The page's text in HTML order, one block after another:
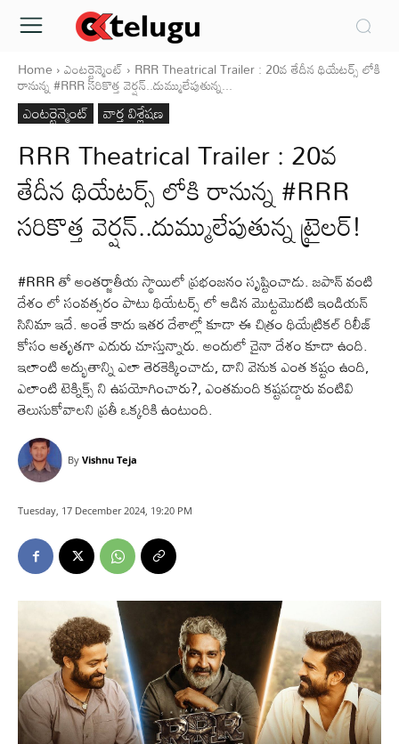
Home ఎంటర్టైన్మెంట్ RRR Theatrical Trailer : 20వ తేదీన థియేటర్స్ లోకి
రానున్న #RRR సరికొత్త వెర్షన్..దుమ్ములేపుతున్న...
ఎంటర్టైన్మెంట్ వార్త విశ్లేషణ
RRR Theatrical Trailer : 20వ
తేదీన థియేటర్స్ లోకి రానున్న #RRR
సరికొత్త వెర్షన్..దుమ్ములేపుతున్న ట్రైలర్!
#RRR తో అంతర్జాతీయ స్థాయిలో ప్రభంజనం సృష్టించాడు. జపాన్ వంటి
దేశం లో సంవత్సరం పాటు థియేటర్స్ లో ఆడిన మొట్టమొదటి ఇండియన్
సినిమా ఇదే. అంతే కాదు ఇతర దేశాల్లో కూడా ఈ చిత్రం థియేట్రికల్ రిలీజ్
కోసం ఆతృతగా ఎదురు చూస్తున్నారు. అందులో చైనా దేశం కూడా ఉంది.
ఇలాంటి అద్భుతాన్ని ఎలా తెరకెక్కించాడు, దాని వెనుక ఎంత కష్టం ఉంది,
ఎలాంటి టెక్నిక్స్ ని ఉపయోగించారు?, ఎంతమంది కష్టపడ్డారు వంటివి
తెలుసుకోవాలని ప్రతీ ఒక్కరికి ఉంటుంది.
By Vishnu Teja
Tuesday, 17 December 2024, 19:20 PM